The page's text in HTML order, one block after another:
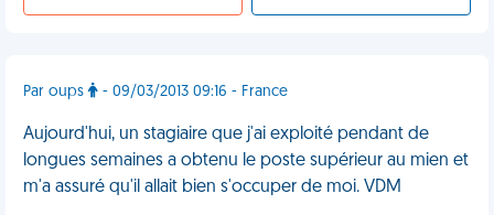
Par oups - 09/03/2013 09:16 - France
Aujourd'hui, un stagiaire que j'ai exploité pendant de
longues semaines a obtenu le poste supérieur au mien et
m'a assuré qu'il allait bien s'occuper de moi. VDM